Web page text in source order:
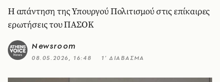
Η απάντηση της Υπουργού Πολιτισμού στις επίκαιρες
ερωτήσεις του ΠΑΣΟΚ
Newsroom
08.05.2026, 16:48 1’ ΔΙΑΒΑΣΜΑ